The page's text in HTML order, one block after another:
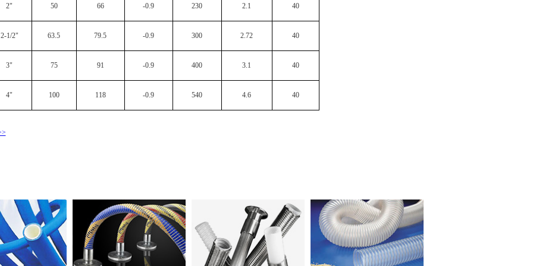
2" 50 66 -0.9 230 2.1 40
2-1/2" 63.5 79.5 -0.9 300 2.72 40
3" 75 91 -0.9 400 3.1 40
4" 100 118 -0.9 540 4.6 40